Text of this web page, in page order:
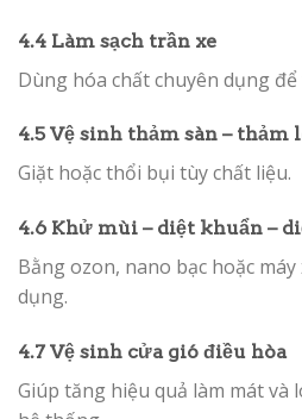
4.4 Làm sạch trần xe
Dùng hóa chất chuyên dụng
4.5 Vệ sinh thảm sàn – thảm
Giặt hoặc thổi bụi tùy chất liệu.
4.6 Khử mùi – diệt khuẩn –
Bằng ozon, nano bạc hoặc
dụng.
4.7 Vệ sinh cửa gió điều hòa
Giúp tăng hiệu quả làm mát và